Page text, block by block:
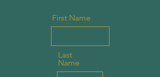
First Name
Last
Name